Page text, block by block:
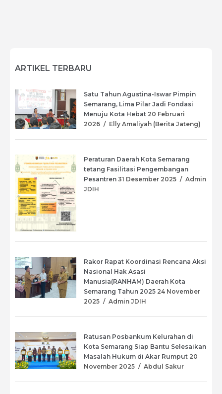
ARTIKEL TERBARU
Satu Tahun Agustina-Iswar Pimpin
Semarang, Lima Pilar Jadi Fondasi
Menuju Kota Hebat 20 Februari
2026 / Elly Amaliyah (Berita Jateng)
Peraturan Daerah Kota Semarang
tetang Fasilitasi Pengembangan
Pesantren 31 Desember 2025 / Admin
JDIH
Rakor Rapat Koordinasi Rencana Aksi
Nasional Hak Asasi
Manusia(RANHAM) Daerah Kota
Semarang Tahun 2025 24 November
2025 / Admin JDIH
Ratusan Posbankum Kelurahan di
Kota Semarang Siap Bantu Selesaikan
Masalah Hukum di Akar Rumput 20
November 2025 / ⁠Abdul Sakur